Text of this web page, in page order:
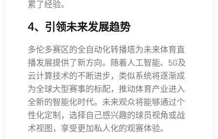
累了经验。
4、引领未来发展趋势
多伦多赛区的全自动化转播塔为未来体育直
播发展提供了新方向。随着人工智能、5G及
云计算技术的不断进步，类似系统将逐渐成
为全球大型赛事的标配，推动体育产业进入
全新的智能化时代。未来观众将能够通过个
性化定制，选择自己感兴趣的球员视角或战
术视图，享受更加私人化的观赛体验。